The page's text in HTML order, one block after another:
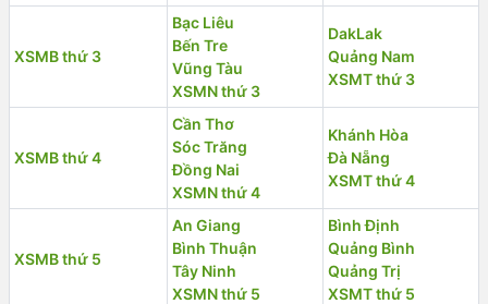
XSMB thứ 3
Bạc Liêu
Bến Tre
Vũng Tàu
XSMN thứ 3
DakLak
Quảng Nam
XSMT thứ 3
XSMB thứ 4
Cần Thơ
Sóc Trăng
Đồng Nai
XSMN thứ 4
Khánh Hòa
Đà Nẵng
XSMT thứ 4
XSMB thứ 5
An Giang
Bình Thuận
Tây Ninh
XSMN thứ 5
Bình Định
Quảng Bình
Quảng Trị
XSMT thứ 5